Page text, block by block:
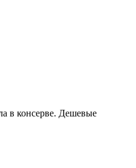
в консерве. Дешевые